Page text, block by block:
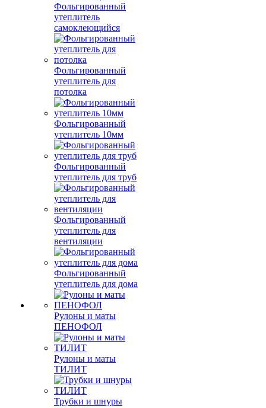
Фольгированный
утеплитель
самоклеющийся
Фольгированный
утеплитель для
потолка
Фольгированный
утеплитель 10мм
Фольгированный
утеплитель для труб
Фольгированный
утеплитель для
вентиляции
Фольгированный
утеплитель для дома
Рулоны и маты
ПЕНОФОЛ
Рулоны и маты
ТИЛИТ
Трубки и шнуры